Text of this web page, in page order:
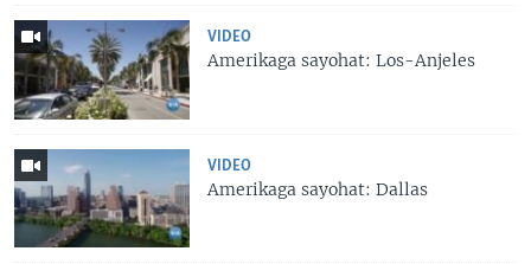
VIDEO
Amerikaga sayohat: Los-Anjeles
VIDEO
Amerikaga sayohat: Dallas